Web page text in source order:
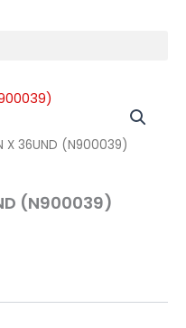
X 36UND (N900039)
(N900039)